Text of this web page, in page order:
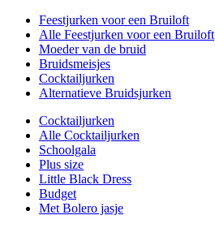
Feestjurken voor een Bruiloft
Alle Feestjurken voor een Bruiloft
Moeder van de bruid
Bruidsmeisjes
Cocktailjurken
Alternatieve Bruidsjurken
Cocktailjurken
Alle Cocktailjurken
Schoolgala
Plus size
Little Black Dress
Budget
Met Bolero jasje